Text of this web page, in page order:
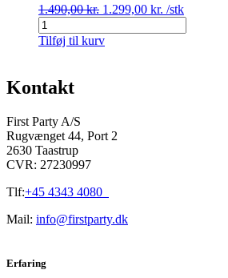
1.490,00kr. Den
pris
1.299,00 kr. Den
pris
/stk
10
stk.
Høje
med
hvid
antal
Tilføj til kurv
Kontakt
First Party A/S
Rugvænget 44, Port 2
2630 Taastrup
CVR: 27230997
Tlf:+45 4343 4080
Mail: info@firstparty.dk
Erfaring